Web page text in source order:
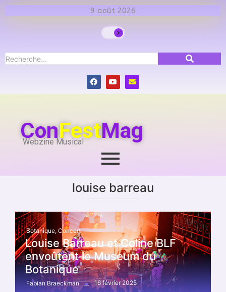
9 août 2026
ConFestMag
Webzine Musical
louise barreau
Botanique, Concert
Louise Barreau et Coline BLF
envoûtent le Museum du
Botanique
Fabian Braeckman 16 février 2025